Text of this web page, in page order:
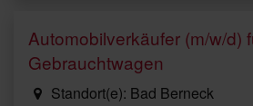
Automobilverkäufer (m/w/d)
Gebrauchtwagen
Standort(e): Bad Berneck